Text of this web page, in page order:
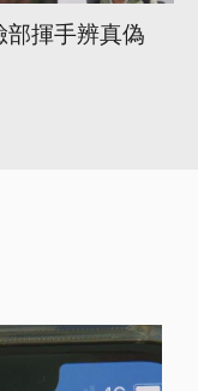
部揮手辨真偽